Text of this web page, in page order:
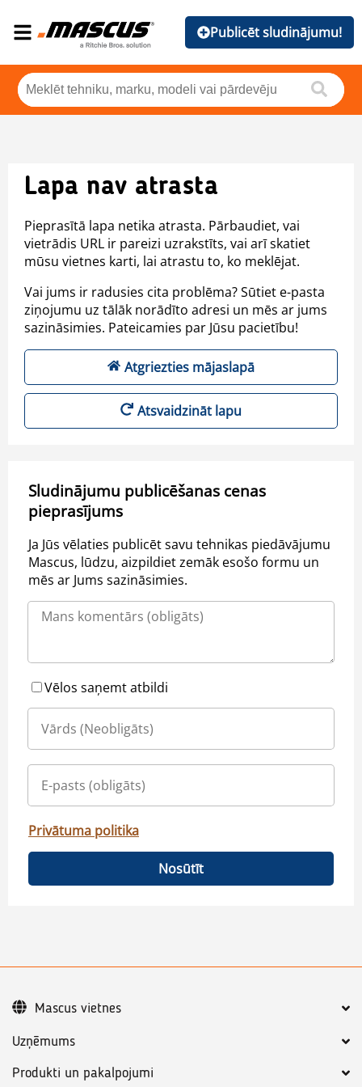
Publicēt sludinājumu!
Lapa nav atrasta
Pieprasītā lapa netika atrasta. Pārbaudiet, vai
vietrādis URL ir pareizi uzrakstīts, vai arī skatiet
mūsu vietnes karti, lai atrastu to, ko meklējat.
Vai jums ir radusies cita problēma? Sūtiet e-pasta
ziņojumu uz tālāk norādīto adresi un mēs ar jums
sazināsimies. Pateicamies par Jūsu pacietību!
Atgriezties mājaslapā
Atsvaidzināt lapu
Sludinājumu publicēšanas cenas
pieprasījums
Ja Jūs vēlaties publicēt savu tehnikas piedāvājumu
Mascus, lūdzu, aizpildiet zemāk esošo formu un
mēs ar Jums sazināsimies.
Vēlos saņemt atbildi
Privātuma politika
Nosūtīt
Uzņēmums
Produkti un pakalpojumi
Mascus vietnes